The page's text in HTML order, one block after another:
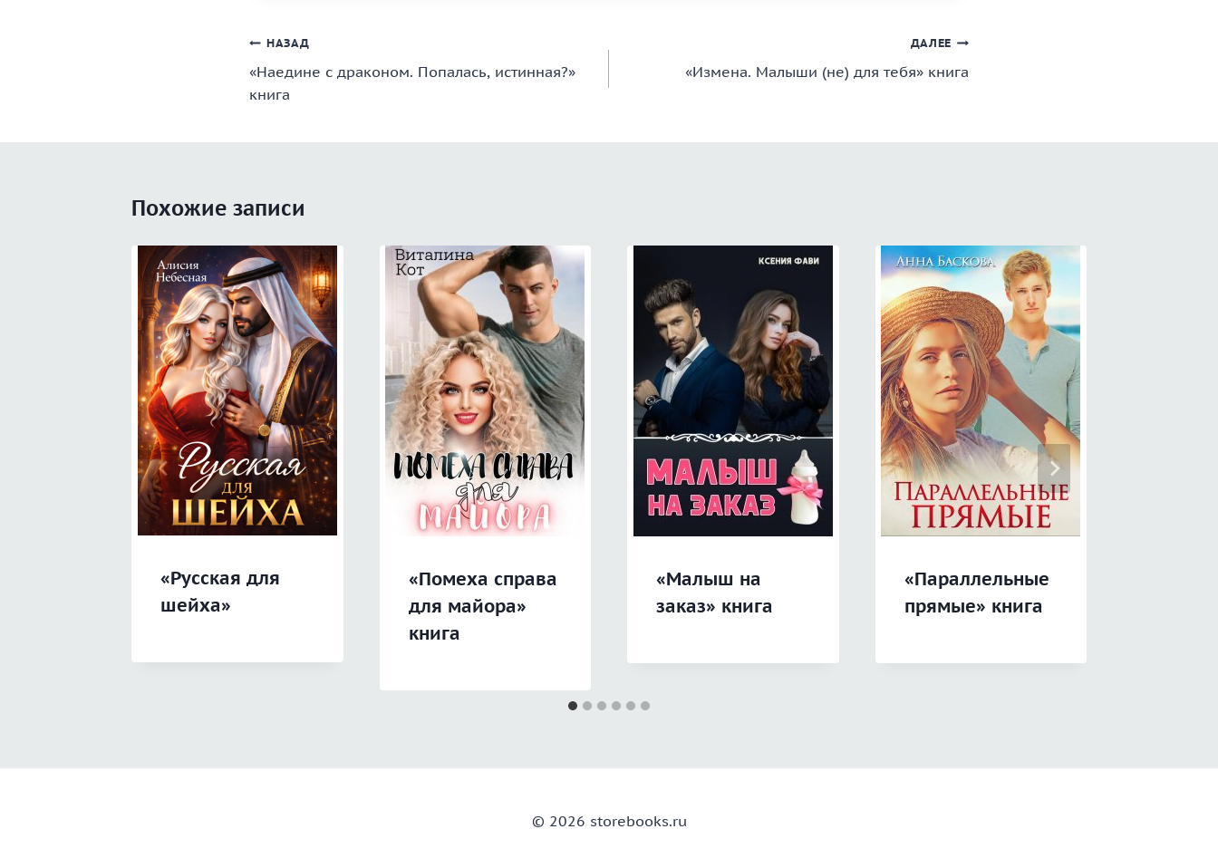
Навигация
по
записям
НАЗАД
«Наедине с драконом. Попалась, истинная?»
книга
ДАЛЕЕ
«Измена. Малыши (не) для тебя» книга
Похожие записи
«Русская для
шейха»
«Помеха справа
для майора»
книга
«Малыш на
заказ» книга
«Параллельные
прямые» книга
© 2026 storebooks.ru